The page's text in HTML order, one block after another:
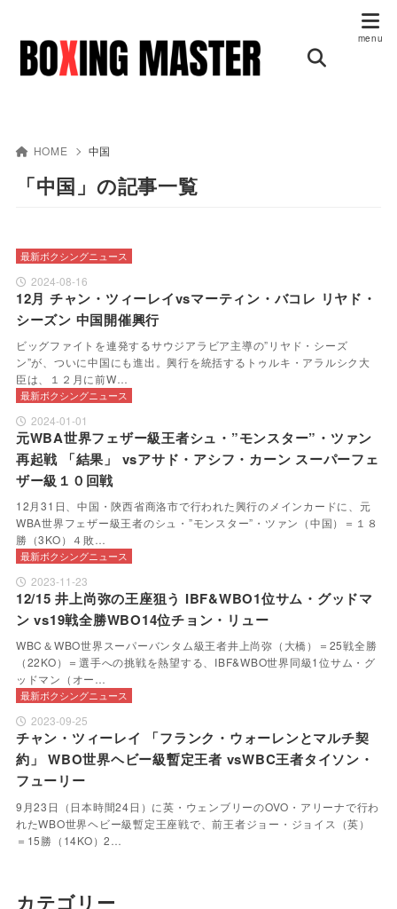
HOME 中国
「中国」の記事一覧
最新ボクシングニュース
2024-08-16
12月 チャン・ツィーレイvsマーティン・バコレ リヤド・
シーズン 中国開催興行
ビッグファイトを連発するサウジアラビア主導の”リヤド・シーズ
ン”が、ついに中国にも進出。興行を統括するトゥルキ・アラルシク大
臣は、１２月に前W…
最新ボクシングニュース
2024-01-01
元WBA世界フェザー級王者シュ・”モンスター”・ツァン
再起戦 「結果」 vsアサド・アシフ・カーン スーパーフェ
ザー級１０回戦
12月31日、中国・陝西省商洛市で行われた興行のメインカードに、元
WBA世界フェザー級王者のシュ・”モンスター”・ツァン（中国）＝１８
勝（3KO）４敗…
最新ボクシングニュース
2023-11-23
12/15 井上尚弥の王座狙う IBF&WBO1位サム・グッドマ
ン vs19戦全勝WBO14位チョン・リュー
WBC＆WBO世界スーパーバンタム級王者井上尚弥（大橋）＝25戦全勝
（22KO）＝選手への挑戦を熱望する、IBF&WBO世界同級1位サム・グ
ッドマン（オー…
最新ボクシングニュース
2023-09-25
チャン・ツィーレイ 「フランク・ウォーレンとマルチ契
約」 WBO世界ヘビー級暫定王者 vsWBC王者タイソン・
フューリー
9月23日（日本時間24日）に英・ウェンブリーのOVO・アリーナで行わ
れたWBO世界ヘビー級暫定王座戦で、前王者ジョー・ジョイス（英）
＝15勝（14KO）2…
カテゴリー